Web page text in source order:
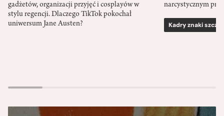
gadżetów, organizacji przyjęć i cosplayów w
stylu regencji. Dlaczego TikTok pokochał
uniwersum Jane Austen?
narcystycznym
Kadry znaki